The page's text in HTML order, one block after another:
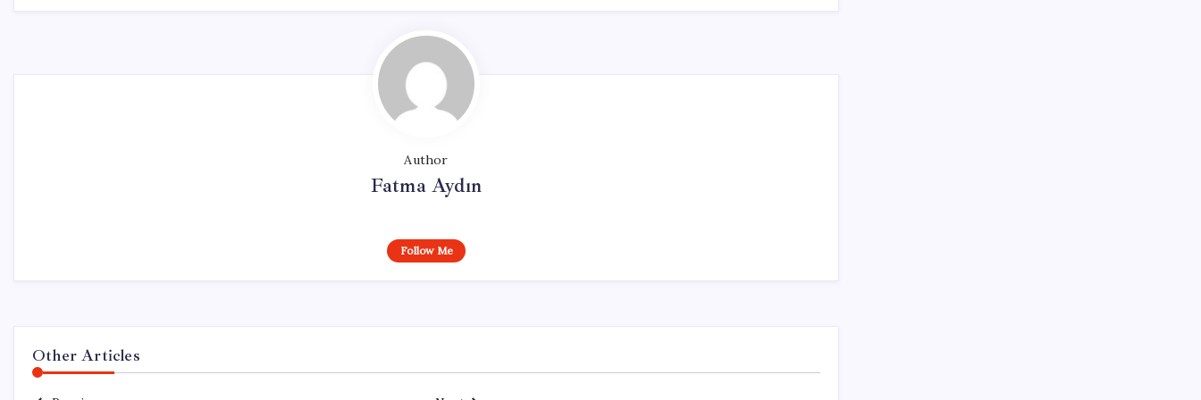
Author
Fatma Aydın
Follow Me
Other Articles